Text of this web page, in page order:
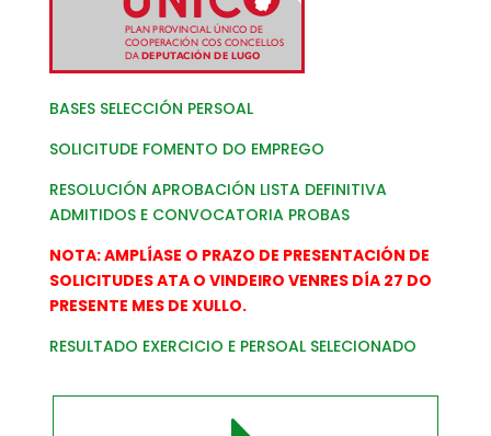
BASES SELECCIÓN PERSOAL
SOLICITUDE FOMENTO DO EMPREGO
RESOLUCIÓN APROBACIÓN LISTA DEFINITIVA
ADMITIDOS E CONVOCATORIA PROBAS
NOTA: AMPLÍASE O PRAZO DE PRESENTACIÓN DE
SOLICITUDES ATA O VINDEIRO VENRES DÍA 27 DO
PRESENTE MES DE XULLO.
RESULTADO EXERCICIO E PERSOAL SELECIONADO